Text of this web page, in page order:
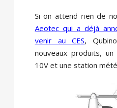
Si on attend rien de
Aeotec qui a déjà
venir au CES,
nouveaux produits,
10V et une station